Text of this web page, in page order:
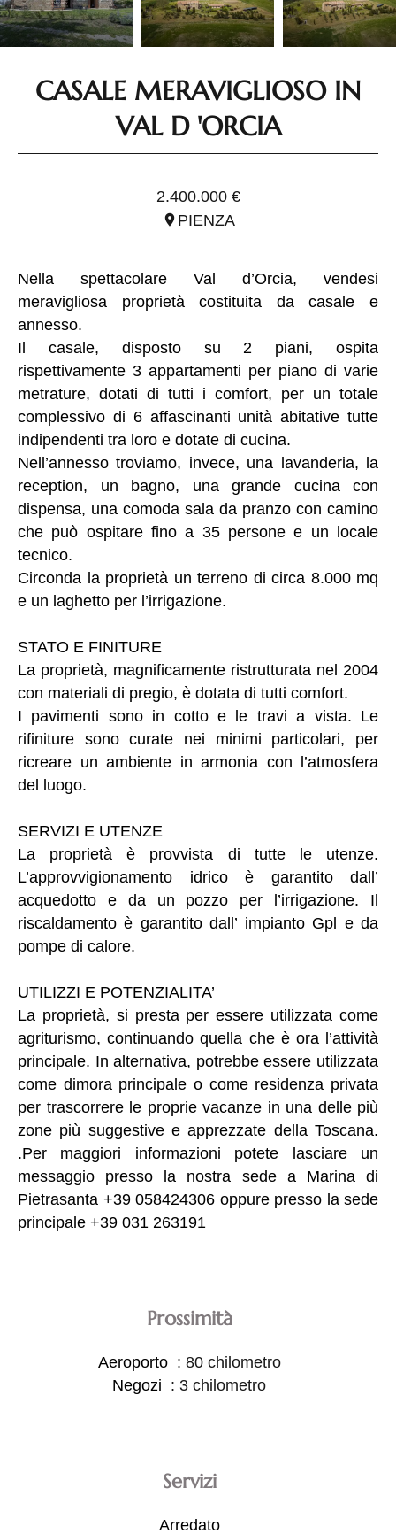
CASALE MERAVIGLIOSO IN
VAL D 'ORCIA
2.400.000 €
PIENZA
Nella spettacolare Val d’Orcia, vendesi
meravigliosa proprietà costituita da casale e
annesso.
Il casale, disposto su 2 piani, ospita
rispettivamente 3 appartamenti per piano di varie
metrature, dotati di tutti i comfort, per un totale
complessivo di 6 affascinanti unità abitative tutte
indipendenti tra loro e dotate di cucina.
Nell’annesso troviamo, invece, una lavanderia, la
reception, un bagno, una grande cucina con
dispensa, una comoda sala da pranzo con camino
che può ospitare fino a 35 persone e un locale
tecnico.
Circonda la proprietà un terreno di circa 8.000 mq
e un laghetto per l’irrigazione.
STATO E FINITURE
La proprietà, magnificamente ristrutturata nel 2004
con materiali di pregio, è dotata di tutti comfort.
I pavimenti sono in cotto e le travi a vista. Le
rifiniture sono curate nei minimi particolari, per
ricreare un ambiente in armonia con l’atmosfera
del luogo.
SERVIZI E UTENZE
La proprietà è provvista di tutte le utenze.
L’approvvigionamento idrico è garantito dall’
acquedotto e da un pozzo per l’irrigazione. Il
riscaldamento è garantito dall’ impianto Gpl e da
pompe di calore.
UTILIZZI E POTENZIALITA’
La proprietà, si presta per essere utilizzata come
agriturismo, continuando quella che è ora l’attività
principale. In alternativa, potrebbe essere utilizzata
come dimora principale o come residenza privata
per trascorrere le proprie vacanze in una delle più
zone più suggestive e apprezzate della Toscana.
.Per maggiori informazioni potete lasciare un
messaggio presso la nostra sede a Marina di
Pietrasanta +39 058424306 oppure presso la sede
principale +39 031 263191
Prossimità
Aeroporto
80 chilometro
Negozi
3 chilometro
Servizi
Arredato